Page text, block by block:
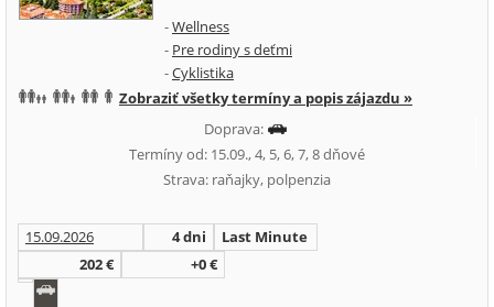
-Wellness
- Pre rodiny s deťmi
-Cyklistika
Zobraziť všetky termíny a popis zájazdu »
Doprava:
Termíny od: 15.09., 4, 5, 6, 7, 8 dňové
Strava: raňajky, polpenzia
15.09.2026 4 dni
Last Minute
202 €
+0 €